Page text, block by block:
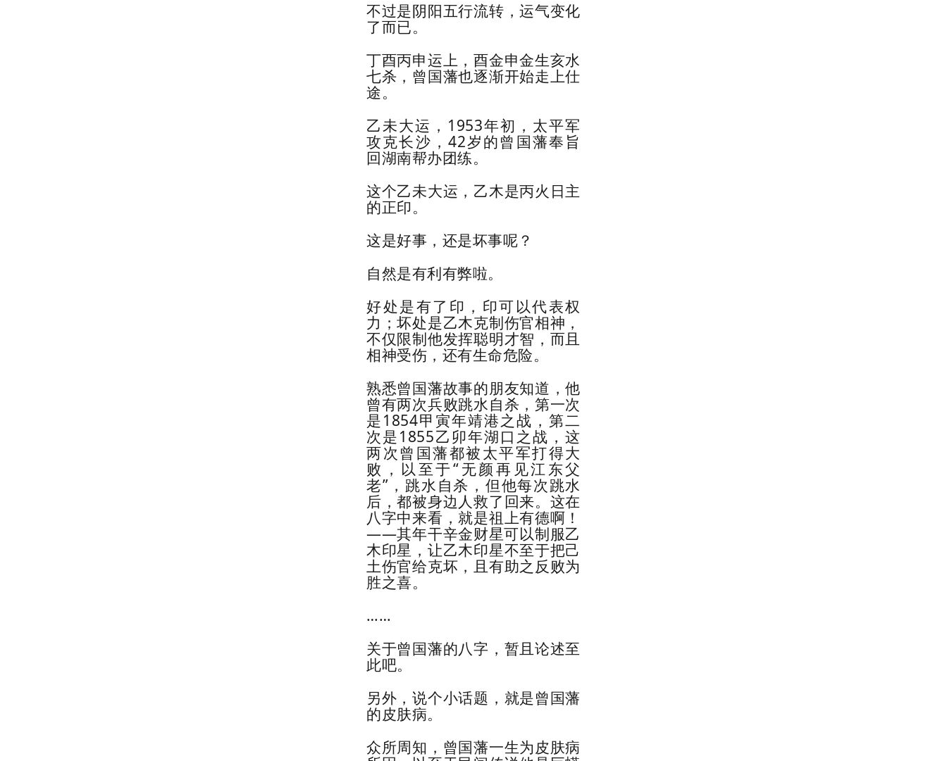
不过是阴阳五行流转，运气变化
了而已。
丁酉丙申运上，酉金申金生亥水
七杀，曾国藩也逐渐开始走上仕
途。
乙未大运， 1953年初，太平军
攻克长沙，42岁的曾国藩奉旨
回湖南帮办团练。
这个乙未大运，乙木是丙火日主
的正印。
这是好事，还是坏事呢？
自然是有利有弊啦。
好处是有了印，印可以代表权
力；坏处是乙木克制伤官相神，
不仅限制他发挥聪明才智，而且
相神受伤，还有生命危险。
熟悉曾国藩故事的朋友知道，他
曾有两次兵败跳水自杀，第一次
是1854甲寅年靖港之战，第二
次是1855乙卯年湖口之战，这
两次曾国藩都被太平军打得大
败，以至于“无颜再见江东父
老”，跳水自杀，但他每次跳水
后，都被身边人救了回来。这在
八字中来看，就是祖上有德啊！
——其年干辛金财星可以制服乙
木印星，让乙木印星不至于把己
土伤官给克坏，且有助之反败为
胜之喜。
……
关于曾国藩的八字，暂且论述至
此吧。
另外，说个小话题，就是曾国藩
的皮肤病。
众所周知，曾国藩一生为皮肤病